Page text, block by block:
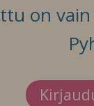
on